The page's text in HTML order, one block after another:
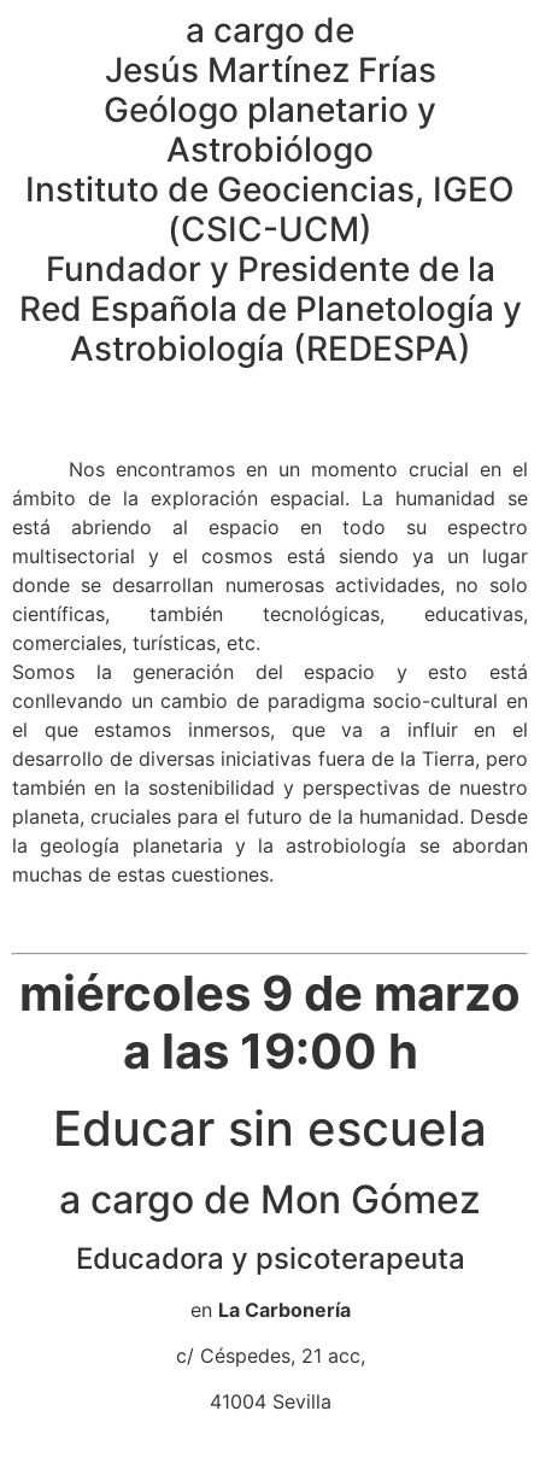
a cargo de
Jesús Martínez Frías
Geólogo planetario y
Astrobiólogo
Instituto de Geociencias, IGEO
(CSIC-UCM)
Fundador y Presidente de la
Red Española de Planetología y
Astrobiología (REDESPA)
Nos encontramos en un momento crucial en el
ámbito de la exploración espacial. La humanidad se
está abriendo al espacio en todo su espectro
multisectorial y el cosmos está siendo ya un lugar
donde se desarrollan numerosas actividades, no solo
científicas, también tecnológicas, educativas,
comerciales, turísticas, etc.
Somos la generación del espacio y esto está
conllevando un cambio de paradigma socio-cultural en
el que estamos inmersos, que va a influir en el
desarrollo de diversas iniciativas fuera de la Tierra, pero
también en la sostenibilidad y perspectivas de nuestro
planeta, cruciales para el futuro de la humanidad. Desde
la geología planetaria y la astrobiología se abordan
muchas de estas cuestiones.
miércoles 9 de marzo
a las 19:00 h
Educar sin escuela
a cargo de Mon Gómez
Educadora y psicoterapeuta
en La Carbonería
c/ Céspedes, 21 acc,
41004 Sevilla